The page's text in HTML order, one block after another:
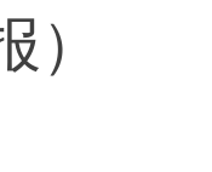
）